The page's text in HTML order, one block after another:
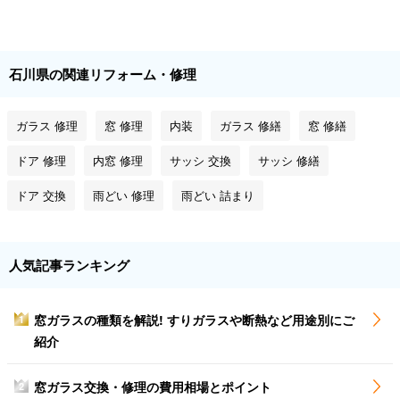
石川県の関連リフォーム・修理
ガラス 修理 窓 修理 内装 ガラス 修繕 窓 修繕
ドア 修理 内窓 修理 サッシ 交換 サッシ 修繕
ドア 交換 雨どい 修理 雨どい 詰まり
人気記事ランキング
1
窓ガラスの種類を解説! すりガラスや断熱など用途別にご
紹介
2 窓ガラス交換・修理の費用相場とポイント